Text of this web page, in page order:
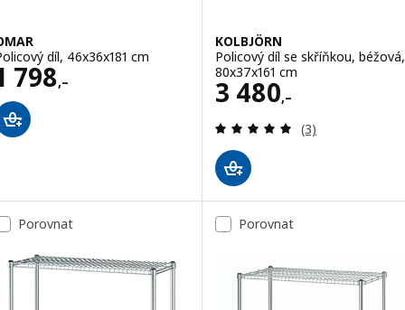
díl, 46x36x181 cm
798,–
1798,–
KOLBJÖRN
Policový díl se skříňkou, béžová,
80x37x161 cm
3 480,–
Cena 3480,–
Recenze: 5 z 5
(3)
Porovnat Porovnat